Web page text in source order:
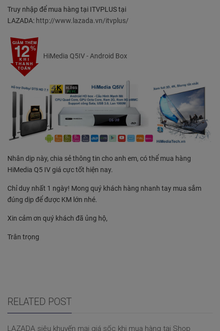
Truy nhập để mua hàng tại ITVPLUS tại
LAZADA: http://www.lazada.vn/itvplus/
HiMedia Q5IV - Android Box
Nhân dịp này, chia sẻ thông tin cho anh em, có thể mua hàng
HiMedia Q5 IV giá cực tốt hiện nay.
Chỉ duy nhất 1 ngày! Mong quý khách hàng nhanh tay mua sắm
đúng dịp để được KM lớn nhé.
Xin cảm ơn quý khách đã ủng hộ,
Trân trọng
RELATED POST
LAZADA siêu khuyến mại giá sốc khi mua hàng tại Shop